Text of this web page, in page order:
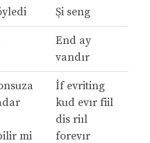
Şi seng
End ay
vandır
mi
İf evriting
kud evır fiil
dis riıl
forevır